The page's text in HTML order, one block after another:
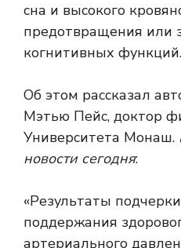
сна и высокого
предотвращения или
когнитивных функций.
Об этом рассказал
Мэтью Пейс, доктор
Университета Монаш.
новости сегодня:
«Результаты
поддержания
артериального